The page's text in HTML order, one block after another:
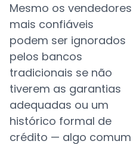
Mesmo os vendedores
mais confiáveis
podem ser ignorados
pelos bancos
tradicionais se não
tiverem as garantias
adequadas ou um
histórico formal de
crédito — algo comum